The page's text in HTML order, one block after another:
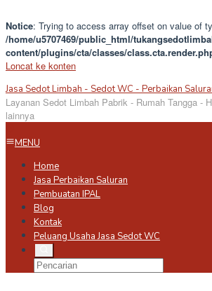
Notice: Trying to access array offset on value of
/home/u5707469/public_html/
content/plugins/cta/classes/
Loncat ke konten
Jasa Sedot Limbah - Sedot WC - Perbaikan
Layanan Sedot Limbah Pabrik - Rumah Tangga -
lainnya
MENU
Home
Jasa Perbaikan Saluran
Pembuatan IPAL
Blog
Kontak
Peluang Usaha Jasa Sedot WC